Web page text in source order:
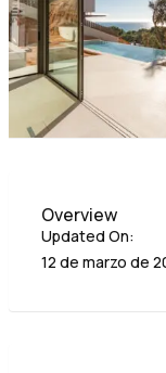
Overview
Updated On:
12 de marzo de